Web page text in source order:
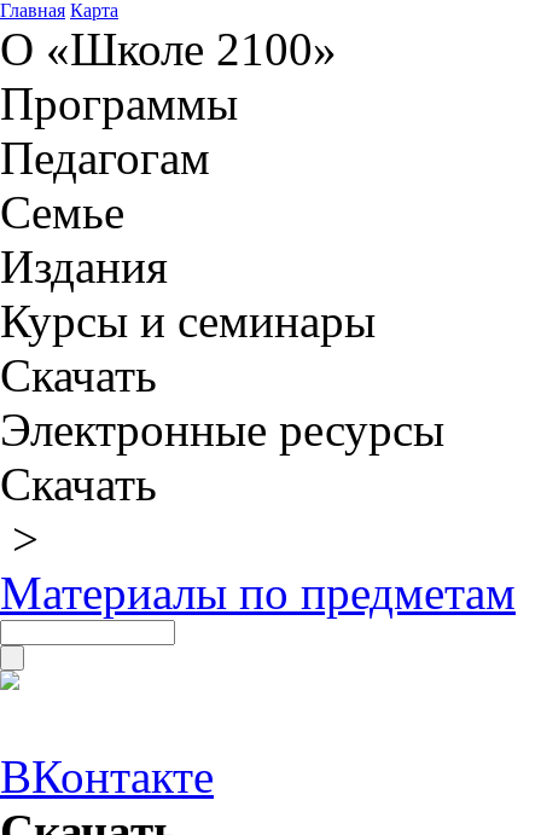
Главная Карта
О «Школе 2100»
Программы
Педагогам
Семье
Издания
Курсы и семинары
Скачать
Электронные ресурсы
Скачать
>
Материалы по предметам
ВКонтакте